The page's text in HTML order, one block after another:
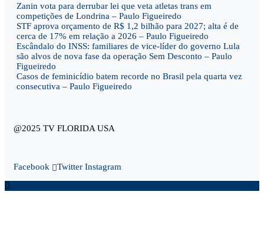
Zanin vota para derrubar lei que veta atletas trans em
competições de Londrina – Paulo Figueiredo
STF aprova orçamento de R$ 1,2 bilhão para 2027; alta é de
cerca de 17% em relação a 2026 – Paulo Figueiredo
Escândalo do INSS: familiares de vice-líder do governo Lula
são alvos de nova fase da operação Sem Desconto – Paulo
Figueiredo
Casos de feminicídio batem recorde no Brasil pela quarta vez
consecutiva – Paulo Figueiredo
@2025 TV FLORIDA USA
Facebook Twitter Instagram